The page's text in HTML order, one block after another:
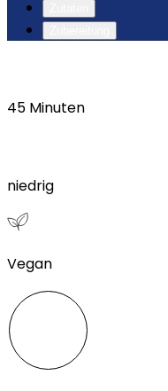
45 Minuten
niedrig
Vegan